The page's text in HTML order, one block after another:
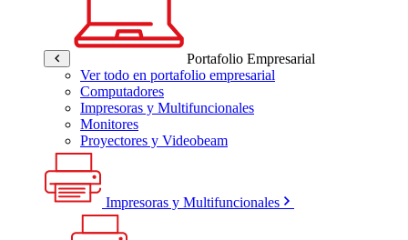
Portafolio Empresarial
Ver todo en portafolio empresarial
Computadores
Impresoras y Multifuncionales
Monitores
Proyectores y Videobeam
Impresoras y Multifuncionales